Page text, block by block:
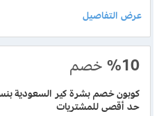
%10 خصم
حد أقصى للمشتريات